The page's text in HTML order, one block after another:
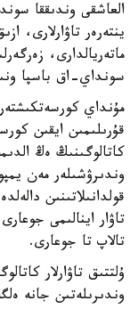
العاشقى وندىققا
ينتەرەر تاۋارلارى،
ماتەريالدارى،
سونداي-اق باسپا
مۇنداي كورسەتكىشتەر
قۇرىلىمىن ايقىن
كاتالوگىنىڭ ەڭ
وندىرۋشىلەر مەن
قولدانىلاتىنىن
تاۋار اينالىمى
تالاپ تا جوعارى.
ۇلتتىق تاۋارلار
وندىرىلەتىن جانە